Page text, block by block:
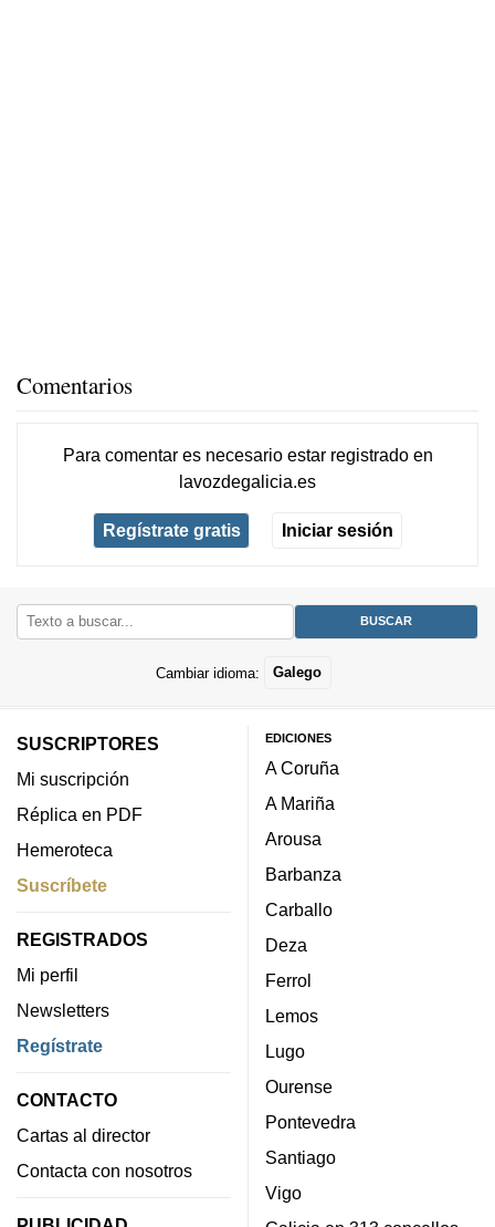
Comentarios
Para comentar es necesario estar registradoen
lavozdegalicia.es
Regístrate gratis Iniciar sesión
Cambiar idioma: Galego
SUSCRIPTORES
Mi suscripción
Réplica en PDF
Hemeroteca
Suscríbete
REGISTRADOS
Mi perfil
Newsletters
Regístrate
CONTACTO
Cartas al director
Contacta con nosotros
EDICIONES
A Coruña
A Mariña
Arousa
Barbanza
Carballo
Deza
Ferrol
Lemos
Lugo
Ourense
Pontevedra
Santiago
Vigo